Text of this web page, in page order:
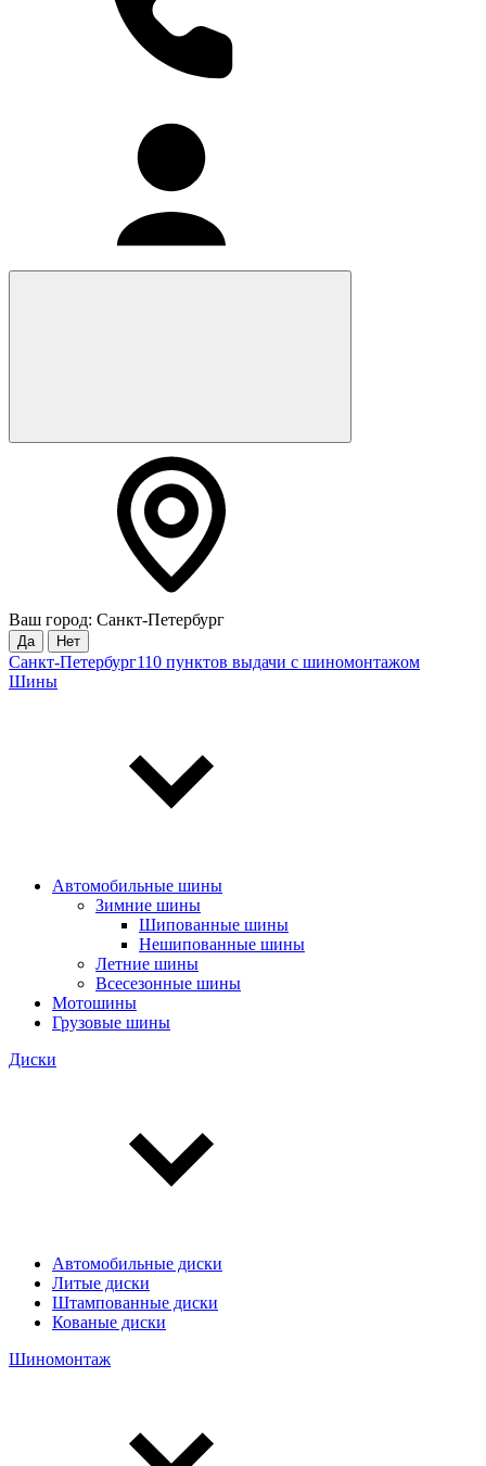
Ваш город: Санкт-Петербург
Да Нет
Санкт-Петербург110 пунктов выдачи с шиномонтажом
Шины
Автомобильные шины
Зимние шины
Шипованные шины
Нешипованные шины
Летние шины
Всесезонные шины
Мотошины
Грузовые шины
Диски
Автомобильные диски
Литые диски
Штампованные диски
Кованые диски
Шиномонтаж